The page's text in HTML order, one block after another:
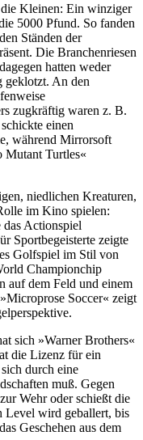
Kleinen: Ein winziger
5000 Pfund. So fanden
Ständen der
Die Branchenriesen
hatten weder
geklotzt. An den
zugkräftig waren z. B.
einen
während Mirrorsoft
Mutant Turtles«
niedlichen Kreaturen,
im Kino spielen:
Actionspiel
Sportbegeisterte zeigte
Golfspiel im Stil von
Championchip
auf dem Feld und einem
Soccer« zeigt
sich »Warner Brothers«
die Lizenz für ein
durch eine
muß. Gegen
Wehr oder schießt die
Level wird geballert, bis
Geschehen aus dem